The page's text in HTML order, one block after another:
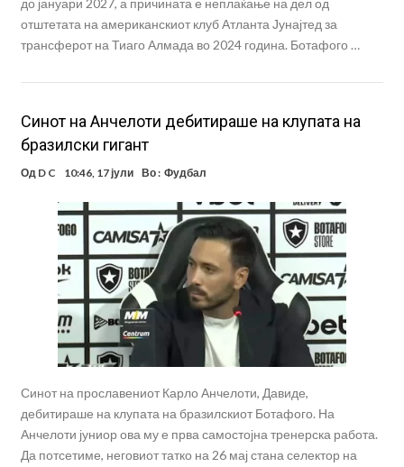
до јануари 2027, а причината е неплаќање на дел од
отштетата на американскиот клуб Атланта Јунајтед за
трансферот на Тиаго Алмада во 2024 година. Ботафого …
Синот на Анчелоти дебитираше на клупата на
бразилски гигант
Од D C 10:46, 17 јули Во : Фудбал
Синот на прославениот Карло Анчелоти, Давиде,
дебитираше на клупата на бразилскиот Ботафого. На
Анчелоти јуниор ова му е прва самостојна тренерска работа.
Да потсетиме, неговиот татко на 26 мај стана селектор на